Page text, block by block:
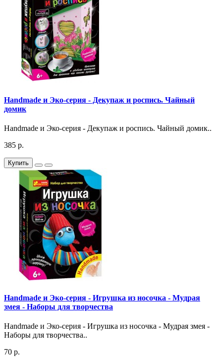
Handmade и Эко-серия - Декупаж и роспись. Чайный
домик
Handmade и Эко-серия - Декупаж и роспись. Чайный домик..
385 р.
Купить
Handmade и Эко-серия - Игрушка из носочка - Мудрая
змея - Наборы для творчества
Handmade и Эко-серия - Игрушка из носочка - Мудрая змея -
Наборы для творчества..
70 р.